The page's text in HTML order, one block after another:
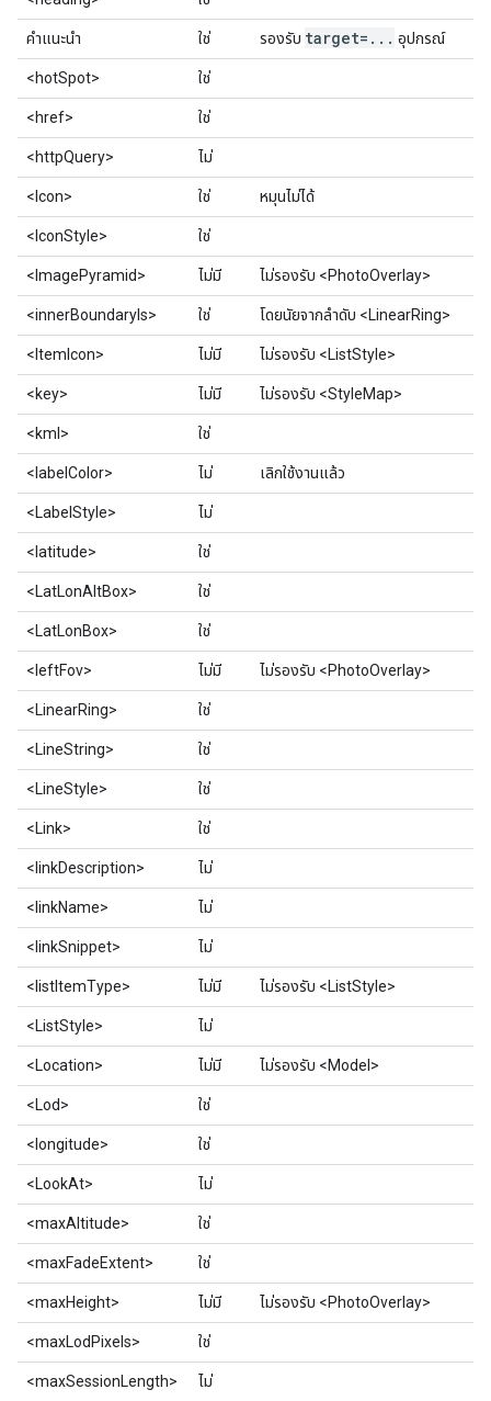
คำแนะนำ ใช่ รองรับ target= . . . อุปกรณ์
<hotSpot> ใช่
<href> ใช่
<httpQuery> ไม่
<Icon> ใช่ หมุนไม่ได้
<IconStyle> ใช่
<ImagePyramid> ไม่มี ไม่รองรับ <PhotoOverlay>
<innerBoundaryIs> ใช่ โดยนัยจากลำดับ <LinearRing>
<ItemIcon> ไม่มี ไม่รองรับ <ListStyle>
<key> ไม่มี ไม่รองรับ <StyleMap>
<kml> ใช่
<labelColor> ไม่ เลิกใช้งานแล้ว
<LabelStyle> ไม่
<latitude> ใช่
<LatLonAltBox> ใช่
<LatLonBox> ใช่
<leftFov> ไม่มี ไม่รองรับ <PhotoOverlay>
<LinearRing> ใช่
<LineString> ใช่
<LineStyle> ใช่
<Link> ใช่
<linkDescription> ไม่
<linkName> ไม่
<linkSnippet> ไม่
<listItemType> ไม่มี ไม่รองรับ <ListStyle>
<ListStyle> ไม่
<Location> ไม่มี ไม่รองรับ <Model>
<Lod> ใช่
<longitude> ใช่
<LookAt> ไม่
<maxAltitude> ใช่
<maxFadeExtent> ใช่
<maxHeight> ไม่มี ไม่รองรับ <PhotoOverlay>
<maxLodPixels> ใช่
<maxSessionLength> ไม่